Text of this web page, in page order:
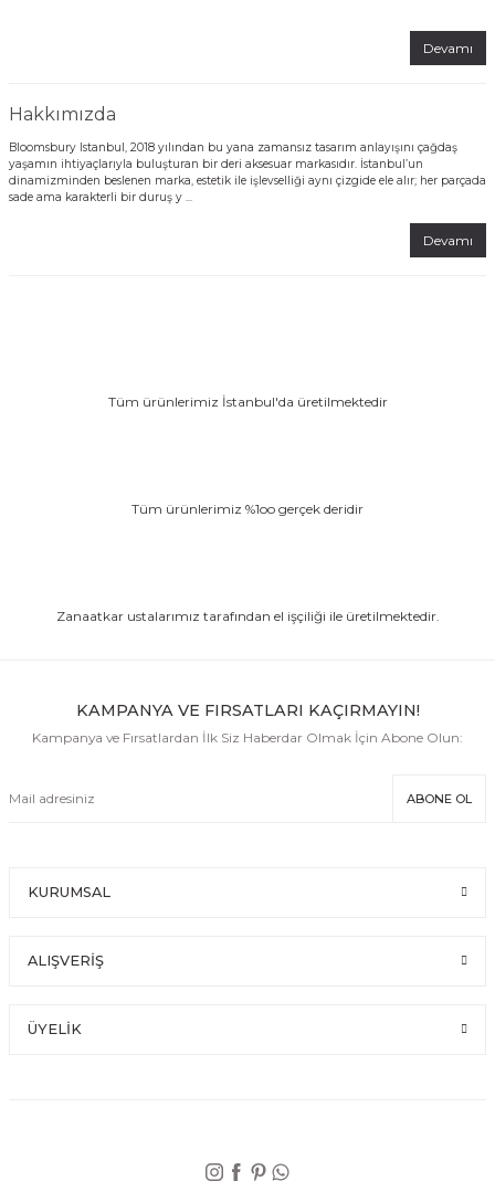
Devamı
Hakkımızda
Bloomsbury Istanbul, 2018 yılından bu yana zamansız tasarım anlayışını çağdaş
yaşamın ihtiyaçlarıyla buluşturan bir deri aksesuar markasıdır. İstanbul’un
dinamizminden beslenen marka, estetik ile işlevselliği aynı çizgide ele alır; her parçada
sade ama karakterli bir duruş y ...
Devamı
Tüm ürünlerimiz İstanbul'da üretilmektedir
Tüm ürünlerimiz %1oo gerçek deridir
Zanaatkar ustalarımız tarafından el işçiliği ile üretilmektedir.
KAMPANYA VE FIRSATLARI KAÇIRMAYIN!
Kampanya ve Fırsatlardan İlk Siz Haberdar Olmak İçin Abone Olun:
ABONE OL
KURUMSAL
ALIŞVERİŞ
ÜYELİK